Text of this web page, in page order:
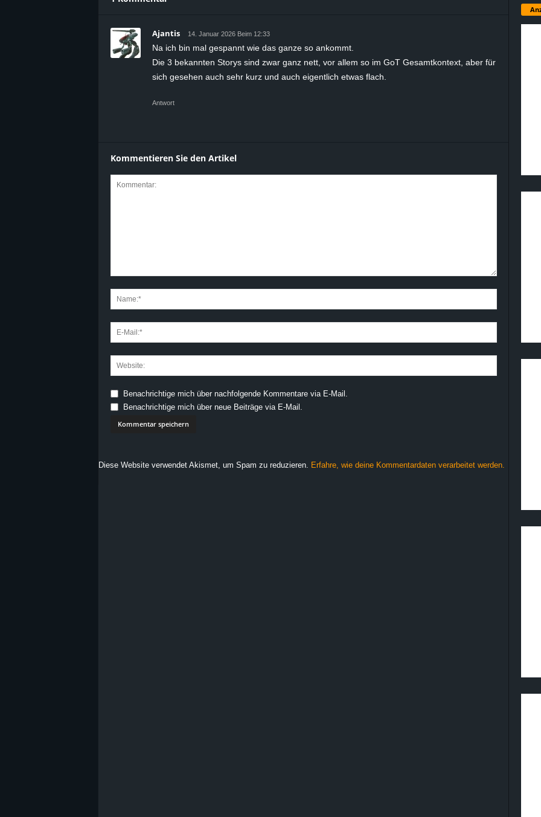
Ajantis 14. Januar 2026 Beim 12:33
Na ich bin mal gespannt wie das ganze so ankommt.
Die 3 bekannten Storys sind zwar ganz nett, vor allem so im GoT Gesamtkontext, aber für
sich gesehen auch sehr kurz und auch eigentlich etwas flach.
Antwort
Kommentieren Sie den Artikel
Benachrichtige mich über nachfolgende Kommentare via E-Mail.
Benachrichtige mich über neue Beiträge via E-Mail.
Diese Website verwendet Akismet, um Spam zu reduzieren. Erfahre, wie deine Kommentardaten verarbeitet werden.